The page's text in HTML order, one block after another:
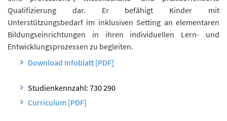
Qualifizierung dar. Er befähigt Kinder mit
Unterstützungsbedarf im inklusiven Setting an elementaren
Bildungseinrichtungen in ihren individuellen Lern- und
Entwicklungsprozessen zu begleiten.
Download Infoblatt [PDF]
Studienkennzahl: 730 290
Curriculum [PDF]